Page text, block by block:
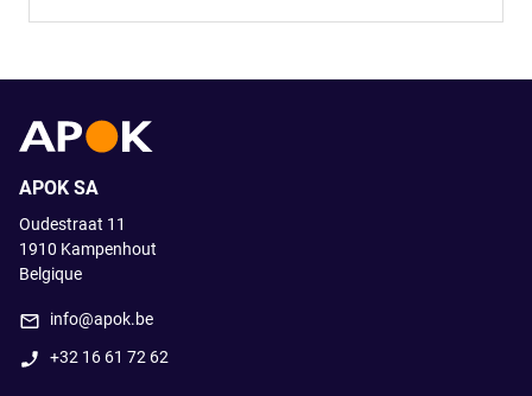
APOK SA
Oudestraat 11
1910 Kampenhout
Belgique
info@apok.be
+32 16 61 72 62